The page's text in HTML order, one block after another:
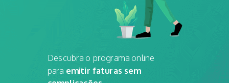
Descubra o programa online
para emitir faturas sem